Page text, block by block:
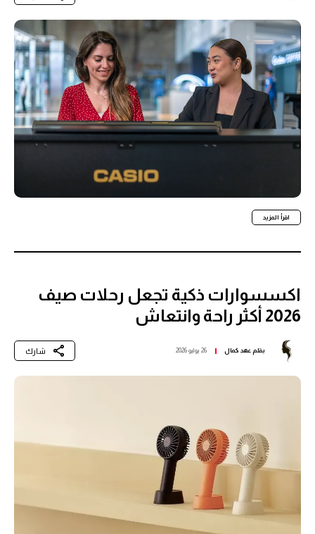
اقرأ المزيد
اكسسوارات ذكية تجعل رحلات صيف
2026 أكثر راحة وانتعاش
بقلمعهد كمال 26 يوليو 2026 شارك